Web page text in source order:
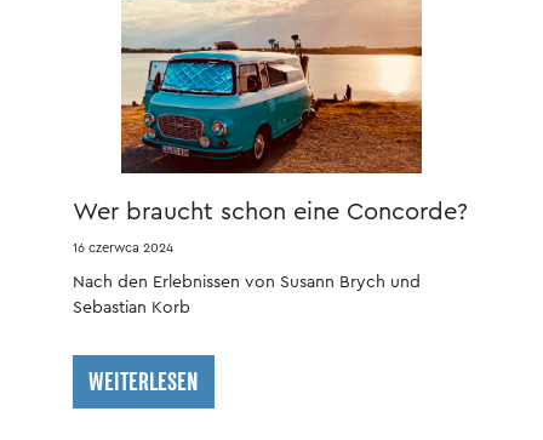
Wer braucht schon eine Concorde?
16 czerwca 2024
Nach den Erlebnissen von Susann Brych und
Sebastian Korb
WEITERLESEN